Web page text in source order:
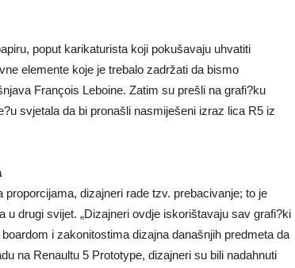
poput karikaturista koji pokušavaju uhvatiti
elemente koje je trebalo zadržati da bismo
François Leboine. Zatim su prešli na grafi?ku
svjetala da bi pronašli nasmiješeni izraz lica R5 iz
dizajneri rade tzv. prebacivanje; to je
drugi svijet. „Dizajneri ovdje iskorištavaju sav grafi?ki
i zakonitostima dizajna današnjih predmeta da
na Renaultu 5 Prototype, dizajneri su bili nadahnuti